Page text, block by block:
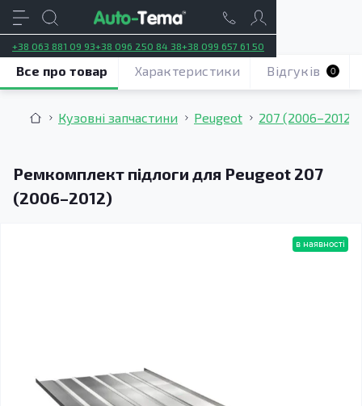
+38 063 881 09 93+38 096 250 84 38+38 099 657 61 50
Кузовні запчастини Peugeot 207 (2006–2012)
Ремкомплект підлоги для Peugeot 207
(2006–2012)
Все про товар Характеристики Відгуків 0
в наявності